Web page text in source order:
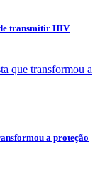
transmitir HIV
a proteção